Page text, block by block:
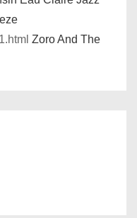
Zoro And The